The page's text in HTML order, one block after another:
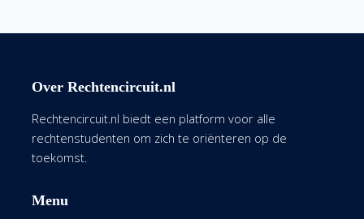
Over Rechtencircuit.nl
Rechtencircuit.nl biedt een platform voor alle
rechtenstudenten om zich te oriënteren op de
toekomst.
Menu